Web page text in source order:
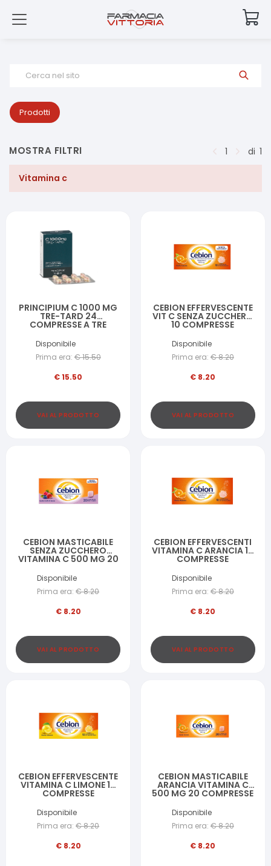
Cerca nel sito
Prodotti
MOSTRA FILTRI 1 di 1
Vitamina c
PRINCIPIUM C 1000 MG
TRE-TARD 24
COMPRESSE A TRE
Disponibile
Prima era: €15.50
€15.50
VAI AL PRODOTTO
CEBION EFFERVESCENTE
VIT C SENZA ZUCCHERO
10 COMPRESSE
Disponibile
Prima era: €8.20
€ 8.20
VAI AL PRODOTTO
CEBION MASTICABILE
SENZA ZUCCHERO
VITAMINA C 500 MG 20
Disponibile
Prima era: €8.20
€ 8.20
VAI AL PRODOTTO
CEBION EFFERVESCENTI
VITAMINA C ARANCIA 10
COMPRESSE
Disponibile
Prima era: €8.20
€ 8.20
VAI AL PRODOTTO
CEBION EFFERVESCENTE
VITAMINA C LIMONE 10
COMPRESSE
Disponibile
Prima era: €8.20
€ 8.20
CEBION MASTICABILE
ARANCIA VITAMINA C
500 MG 20 COMPRESSE
Disponibile
Prima era: €8.20
€ 8.20